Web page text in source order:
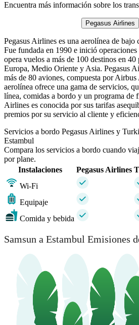
Encuentra más información sobre los
Pegasus Airlines
Pegasus Airlines es una aerolínea de bajo
Fue fundada en 1990 e inició
opera vuelos a más de 100 destinos en
Europa, Medio Oriente y Asia. Pegasus
más de 80 aviones, compuesta por
aerolínea ofrece una gama de servicios,
línea, comidas a bordo y un programa de
Airlines es conocida por sus tarifas
premios por su servicio al cliente y
Servicios a bordo Pegasus Airlines y
Estambul
Compara los servicios a bordo cuando
por plane.
Instalaciones
Pegasus Airlines
Wi-Fi
Equipaje
Comida y bebida
Samsun a Estambul Emisiones